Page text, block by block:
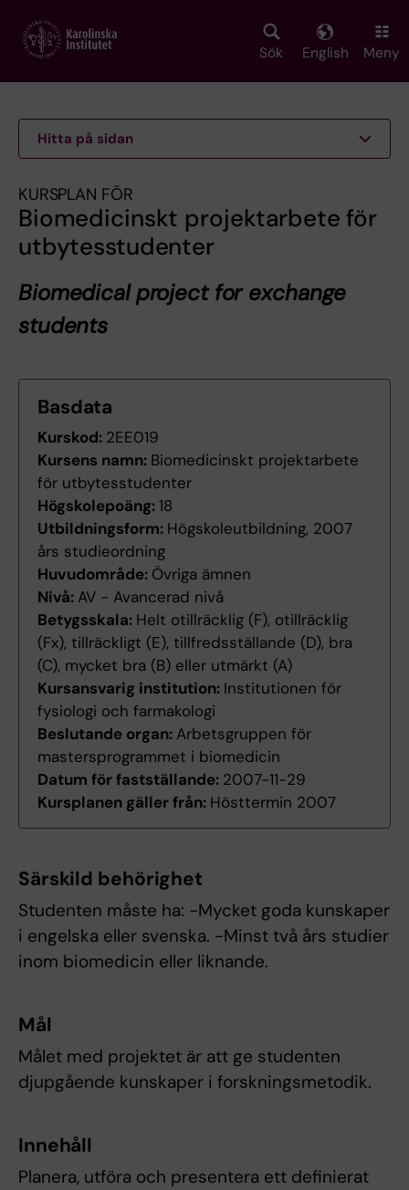
main
Sök English Meny
Hitta på sidan
KURSPLAN FÖR
Biomedicinskt projektarbete för
utbytesstudenter
Biomedical project for exchange
students
Basdata
Kurskod: 2EE019
Kursens namn: Biomedicinskt projektarbete
för utbytesstudenter
Högskolepoäng:18
Utbildningsform: Högskoleutbildning, 2007
års studieordning
Huvudområde: Övriga ämnen
Nivå: AV - Avancerad nivå
Betygsskala: Helt otillräcklig (F), otillräcklig
(Fx), tillräckligt (E), tillfredsställande (D), bra
(C), mycket bra (B) eller utmärkt (A)
Kursansvarig institution: Institutionen för
fysiologi och farmakologi
Beslutande organ: Arbetsgruppen för
mastersprogrammet i biomedicin
Datum för fastställande: 2007-11-29
Kursplanen gäller från: Hösttermin 2007
Särskild behörighet
Studenten måste ha: -Mycket goda kunskaper
i engelska eller svenska. -Minst två års studier
inom biomedicin eller liknande.
Mål
Målet med projektet är att ge studenten
djupgående kunskaper i forskningsmetodik.
Innehåll
Planera, utföra och presentera ett definierat